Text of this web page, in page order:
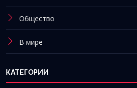
Общество
В мире
КАТЕГОРИИ